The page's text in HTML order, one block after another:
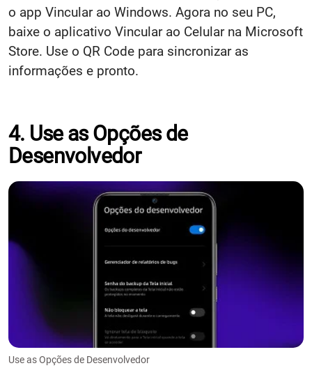
o app Vincular ao Windows. Agora no seu PC,
baixe o aplicativo Vincular ao Celular na Microsoft
Store. Use o QR Code para sincronizar as
informações e pronto.
4. Use as Opções de
Desenvolvedor
Use as Opções de Desenvolvedor